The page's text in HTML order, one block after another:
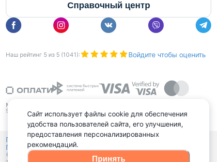
Справочный центр
Наш рейтинг 5 из 5 (1041 ): Войдите чтобы оценить
Политика конфиденциальности,
Политика обработки файлов куки
© 2015 - 2026, Domovita.by. Копирование материалов допускается
Сайт использует файлы cookie для обеспечения
удобства пользователей сайта, его улучшения,
предоставления персонализированных
рекомендаций.
Принять